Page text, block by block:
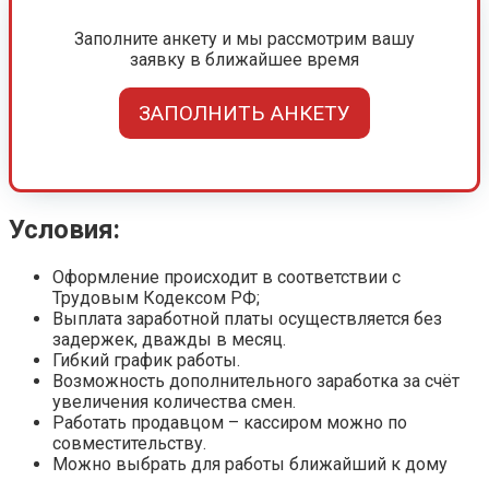
Заполните анкету и мы рассмотрим вашу
заявку в ближайшее время
ЗАПОЛНИТЬ АНКЕТУ
Условия:
Оформление происходит в соответствии с
Трудовым Кодексом РФ;
Выплата заработной платы осуществляется без
задержек, дважды в месяц.
Гибкий график работы.
Возможность дополнительного заработка за счёт
увеличения количества смен.
Работать продавцом – кассиром можно по
совместительству.
Можно выбрать для работы ближайший к дому